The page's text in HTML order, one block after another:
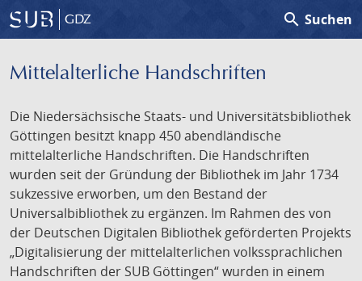
GDZ search Suchen
Mittelalterliche Handschriften
Die Niedersächsische Staats- und Universitätsbibliothek
Göttingen besitzt knapp 450 abendländische
mittelalterliche Handschriften. Die Handschriften
wurden seit der Gründung der Bibliothek im Jahr 1734
sukzessive erworben, um den Bestand der
Universalbibliothek zu ergänzen. Im Rahmen des von
der Deutschen Digitalen Bibliothek geförderten Projekts
„Digitalisierung der mittelalterlichen volkssprachlichen
Handschriften der SUB Göttingen“ wurden in einem